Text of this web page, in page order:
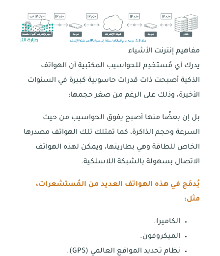
مفاهيم إنترنت الأشياء
يدرك أي مُستخدِم للحواسيب المكتبية أن الهواتف
الذكية أصبحت ذات قدرات حاسوبية كبيرة في السنوات
الأخيرة، وذلك على الرغم من صغر حجمها؛
بل إن بعضًا منها أصبح يفوق الحواسيب من حيث
السرعة وحجم الذاكرة، كما تمتلك تلك الهواتف مصدرها
الخاص للطاقة وهي بطاريتها، ويمكن لهذه الهواتف
الاتصال بسهولة بالشبكة اللاسلكية.
يُدمَج في هذه الهواتف العديد من المُستشعرات،
مثل:
الكاميرا.
الميكروفون.
نظام تحديد المواقع العالمي (GPS).